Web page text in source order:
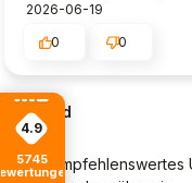
2026-06-19
0
0
Bernd
4
Ein empfehlenswertes
4.9
5745